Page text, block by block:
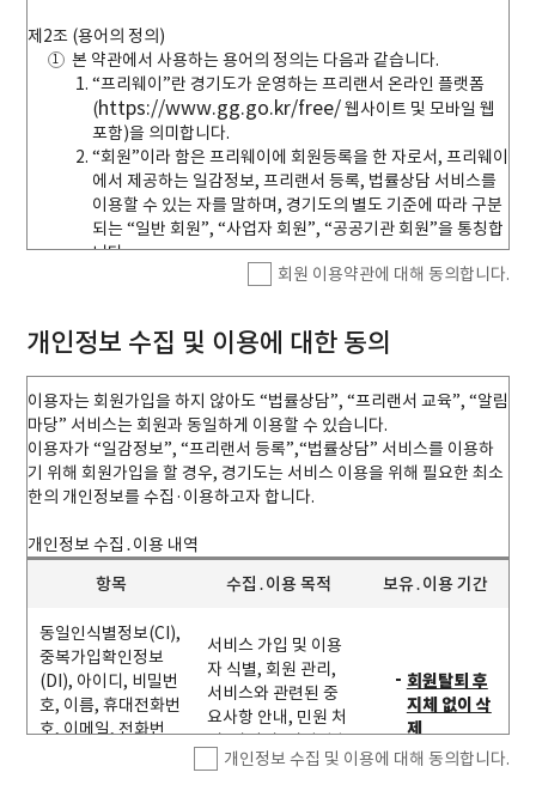
제2조 (용어의 정의)
본 약관에서 사용하는 용어의 정의는 다음과 같습니다.
“프리웨이”란 경기도가 운영하는 프리랜서 온라인 플랫폼
(https://www.gg.go.kr/free/웹사이트 및 모바일 웹
포함)을 의미합니다.
“회원”이라 함은 프리웨이에 회원등록을 한 자로서, 프리웨이
에서 제공하는 일감정보, 프리랜서 등록, 법률상담 서비스를
이용할 수 있는 자를 말하며, 경기도의 별도 기준에 따라 구분
되는 “일반 회원”, “사업자 회원”, “공공기관 회원”을 통칭합
니다.
“사업자 회원”이라 함은 프리랜서로서 사업을 영위하고 있는
통해 회원등록을 한 자를 말합니다.
“공공기관 회원”이라 함은 국가기관, 지방자치단체, 「공공
기관의 운영에 관한 법률」 제5조제3항에 따른 공기업ㆍ준정
부기관 및 「지방공기업법」에 따른 지방공사ㆍ지방공단, 지
방자치단체 출자ㆍ출연 기관의 운영에 관한 법률 제2조에 따
른 출자ㆍ출연 기관에 근무하는 개인을 의미합니다.
“아이디(ID)”라 함은 회원의 식별과 서비스 이용을 위하여 회
원이 설정하고 경기도가 승인하여 등록된 문자와 숫자 등의
“비밀번호(Password)”라 함은 회원의 동일성 확인과 회원
의 권익 및 비밀보호를 위하여 회원 스스로가 설정하여 프리
웨이에 등록한 문자와 숫자 등의 조합을 말합니다.
제 3 조 (약관의 명시와 설명 및 개정)
경기도는 본 약관의 내용을 회원이 쉽게 확인할 수 있도록 서비스
의 초기 화면에 게시합니다.
경기도는 관련 법령을 위배하지 않는 범위에서 본 약관을 개정할
수 있습니다.
경기도가 약관을 개정할 경우에는 적용일자 및 개정사유를 명시
회원 이용약관에 대해 동의합니다.
개인정보 수집 및 이용에 대한 동의
이용자는 회원가입을 하지 않아도 “법률상담”, “프리랜서 교육”, “알림
마당” 서비스는 회원과 동일하게 이용할 수 있습니다.
이용자가 “일감정보”, “프리랜서 등록”,“법률상담” 서비스를 이용하
기 위해 회원가입을 할 경우, 경기도는 서비스 이용을 위해 필요한 최소
한의 개인정보를 수집·이용하고자 합니다.
개인정보 수집․이용 내역
항목
수집․이용 목적 보유․이용 기간
동일인식별정보(CI),
중복가입확인정보
(DI), 아이디, 비밀번
호, 이름, 휴대전화번
호, 이메일, 전화번
서비스 가입 및 이용
자 식별, 회원 관리,
서비스와 관련된 중
요사항 안내, 민원 처
리, 아이디․비밀번호
찾기 시 본인확인
회원탈퇴 후
지체 없이 삭
제
개인정보 수집 및 이용에 대해 동의합니다.